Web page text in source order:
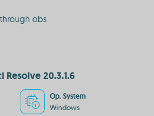
obs
Resolve 20.3.1.6
Op. System
Windows